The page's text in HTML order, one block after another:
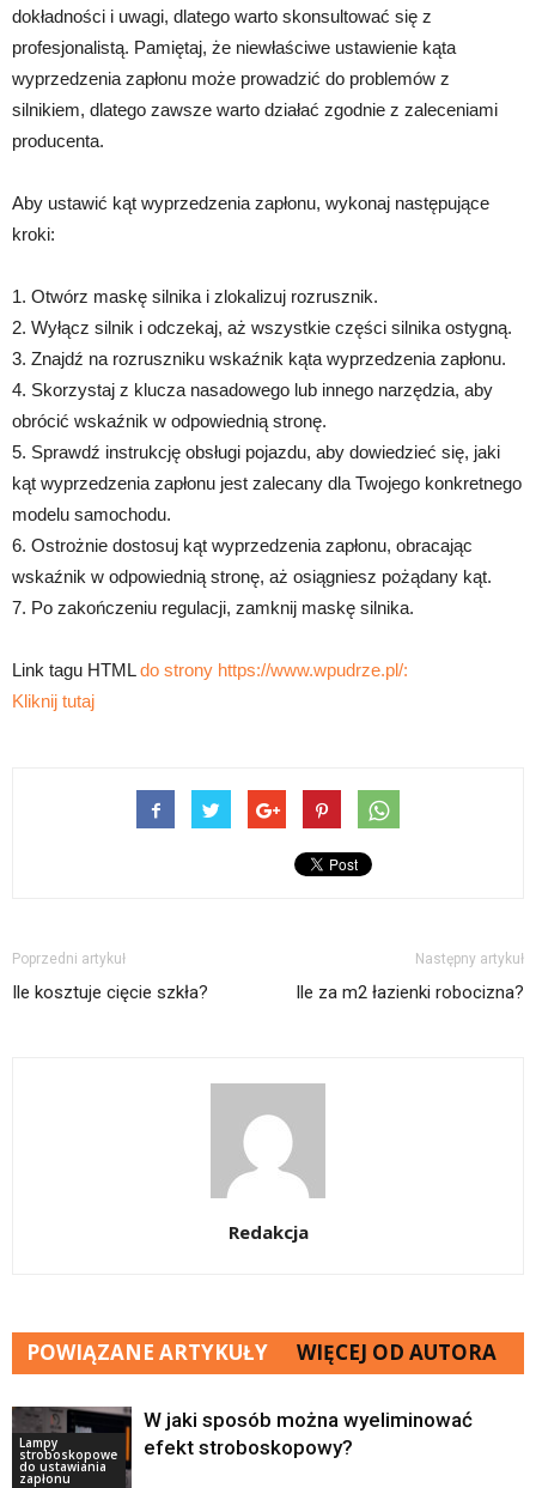
dokładności i uwagi, dlatego warto skonsultować się z
profesjonalistą. Pamiętaj, że niewłaściwe ustawienie kąta
wyprzedzenia zapłonu może prowadzić do problemów z
silnikiem, dlatego zawsze warto działać zgodnie z zaleceniami
producenta.
Aby ustawić kąt wyprzedzenia zapłonu, wykonaj następujące
kroki:
1. Otwórz maskę silnika i zlokalizuj rozrusznik.
2. Wyłącz silnik i odczekaj, aż wszystkie części silnika ostygną.
3. Znajdź na rozruszniku wskaźnik kąta wyprzedzenia zapłonu.
4. Skorzystaj z klucza nasadowego lub innego narzędzia, aby
obrócić wskaźnik w odpowiednią stronę.
5. Sprawdź instrukcję obsługi pojazdu, aby dowiedzieć się, jaki
kąt wyprzedzenia zapłonu jest zalecany dla Twojego konkretnego
modelu samochodu.
6. Ostrożnie dostosuj kąt wyprzedzenia zapłonu, obracając
wskaźnik w odpowiednią stronę, aż osiągniesz pożądany kąt.
7. Po zakończeniu regulacji, zamknij maskę silnika.
Link tagu HTMLdo strony https://www.wpudrze.pl/:
Kliknij tutaj
Poprzedni artykuł
Ile kosztuje cięcie szkła?
Następny artykuł
Ile za m2 łazienki robocizna?
Redakcja
POWIĄZANE ARTYKUŁY WIĘCEJ OD AUTORA
Lampy
stroboskopowe
do ustawiania
zapłonu
W jaki sposób można wyeliminować
efekt stroboskopowy?